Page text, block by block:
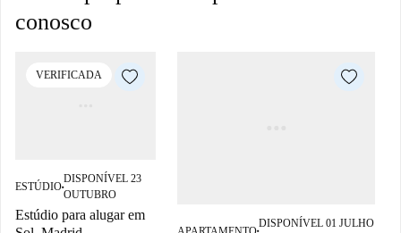
conosco
VERIFICADA
ESTÚDIO■
DISPONÍVEL 23
OUTUBRO
Estúdio para alugar em
■
DISPONÍVEL 01 JULHO